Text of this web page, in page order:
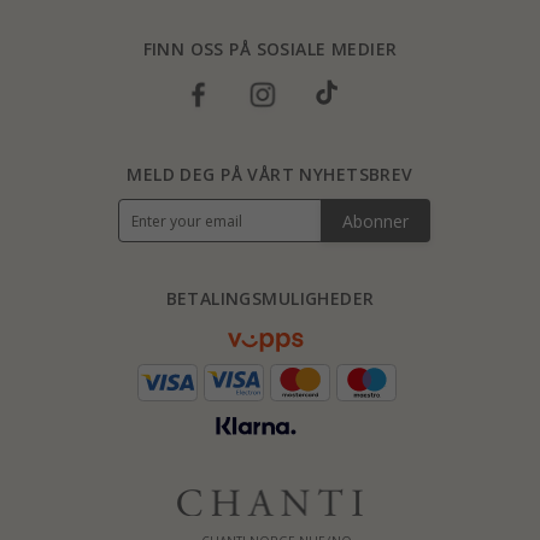
FINN OSS PÅ SOSIALE MEDIER
BETALINGSMULIGHEDER
MELD DEG PÅ VÅRT NYHETSBREV
Abonner